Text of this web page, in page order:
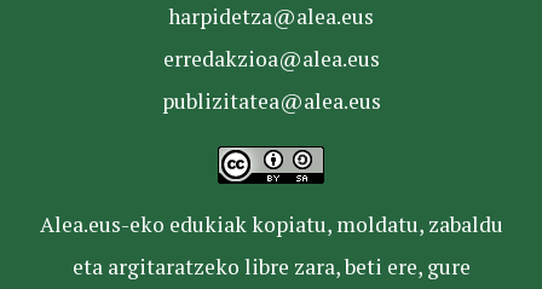
harpidetza@alea.eus
erredakzioa@alea.eus
publizitatea@alea.eus
Alea.eus-eko edukiak kopiatu, moldatu, zabaldu
eta argitaratzeko libre zara, beti ere, gure